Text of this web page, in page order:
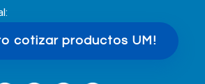
– Colombia.
cotizar productos UM!